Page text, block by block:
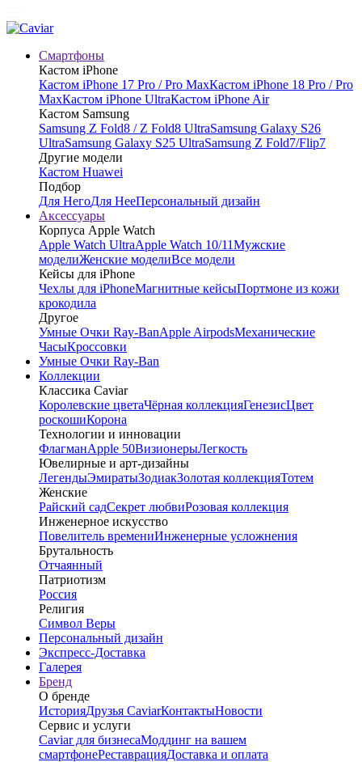
Смартфоны
Кастом iPhone
Кастом iPhone 17 Pro / Pro MaxКастом iPhone 18 Pro / Pro
MaxКастом iPhone UltraКастом iPhone Air
Кастом Samsung
Samsung Z Fold8 / Z Fold8 UltraSamsung Galaxy S26
UltraSamsung Galaxy S25 UltraSamsung Z Fold7/Flip7
Другие модели
Кастом Huawei
Подбор
Для НегоДля НееПерсональный дизайн
Аксессуары
Корпуса Apple Watch
Apple Watch UltraApple Watch 10/11Мужские
моделиЖенские моделиВсе модели
Кейсы для iPhone
Чехлы для iPhoneМагнитные кейсыПортмоне из кожи
крокодила
Другое
Умные Очки Ray-BanApple AirpodsМеханические
ЧасыКроссовки
Умные Очки Ray-Ban
Коллекции
Классика Caviar
Королевские цветаЧёрная коллекцияГенезисЦвет
роскошиКорона
Технологии и инновации
ФлагманApple 50ВизионерыЛегкость
Ювелирные и арт-дизайны
ЛегендыЭмиратыЗодиакЗолотая коллекцияТотем
Женские
Райский садСекрет любвиРозовая коллекция
Инженерное искусство
Повелитель времениИнженерные усложнения
Брутальность
Отчаянный
Патриотизм
Россия
Религия
Символ Веры
Персональный дизайн
Экспресс-Доставка
Галерея
Бренд
О бренде
ИсторияДрузья CaviarКонтактыНовости
Сервис и услуги
Caviar для бизнесаМоддинг на вашем
смартфонеРеставрацияДоставка и оплата